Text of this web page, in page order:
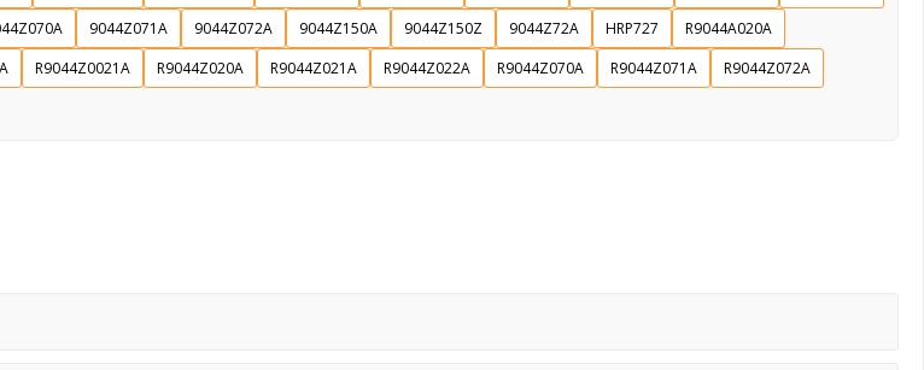
9044Z071A 9044Z072A 9044Z150A 9044Z150Z 9044Z72A HRP727
R9044A020A
R9044Z0021A R9044Z020A R9044Z021A R9044Z022A R9044Z070A R9044Z071A
R9044Z072A